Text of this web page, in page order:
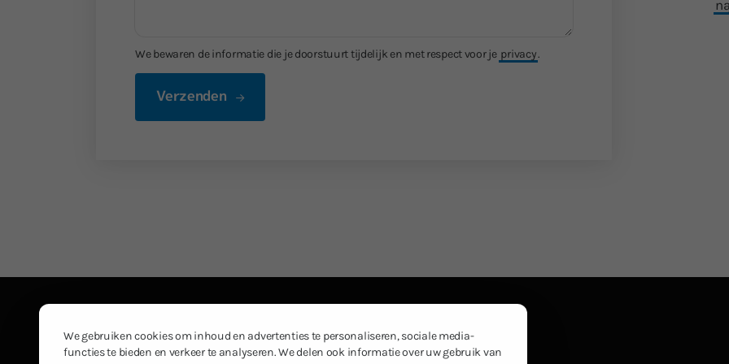
We bewaren de informatie die je doorstuurt tijdelijk en met respect voor je privacy.
Verzenden
We gebruiken cookies om inhoud en advertenties te personaliseren, sociale media-
functies te bieden en verkeer te analyseren. We delen ook informatie over uw gebruik van
BN Renovatie
Desguinlei 198
2018 Antwerpen
Contact­gegevens
Telefoon
0495 45 74 06